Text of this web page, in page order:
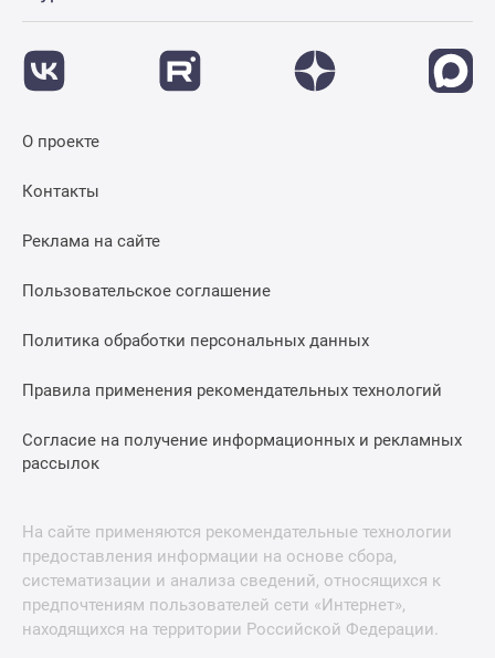
О проекте
Контакты
Реклама на сайте
Пользовательское соглашение
Политика обработки персональных данных
Правила применения рекомендательных технологий
Согласие на получение информационных и рекламных
рассылок
На сайте применяются рекомендательные технологии
предоставления информации на основе сбора,
систематизации и анализа сведений, относящихся к
предпочтениям пользователей сети «Интернет»,
находящихся на территории Российской Федерации.